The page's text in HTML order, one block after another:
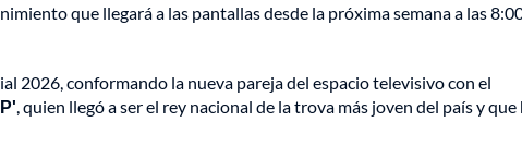
que llegará a las pantallas desde la próxima semana a las
2026, conformando la nueva pareja del espacio televisivo con el
, quien llegó a ser el rey nacional de la trova más joven del país y que